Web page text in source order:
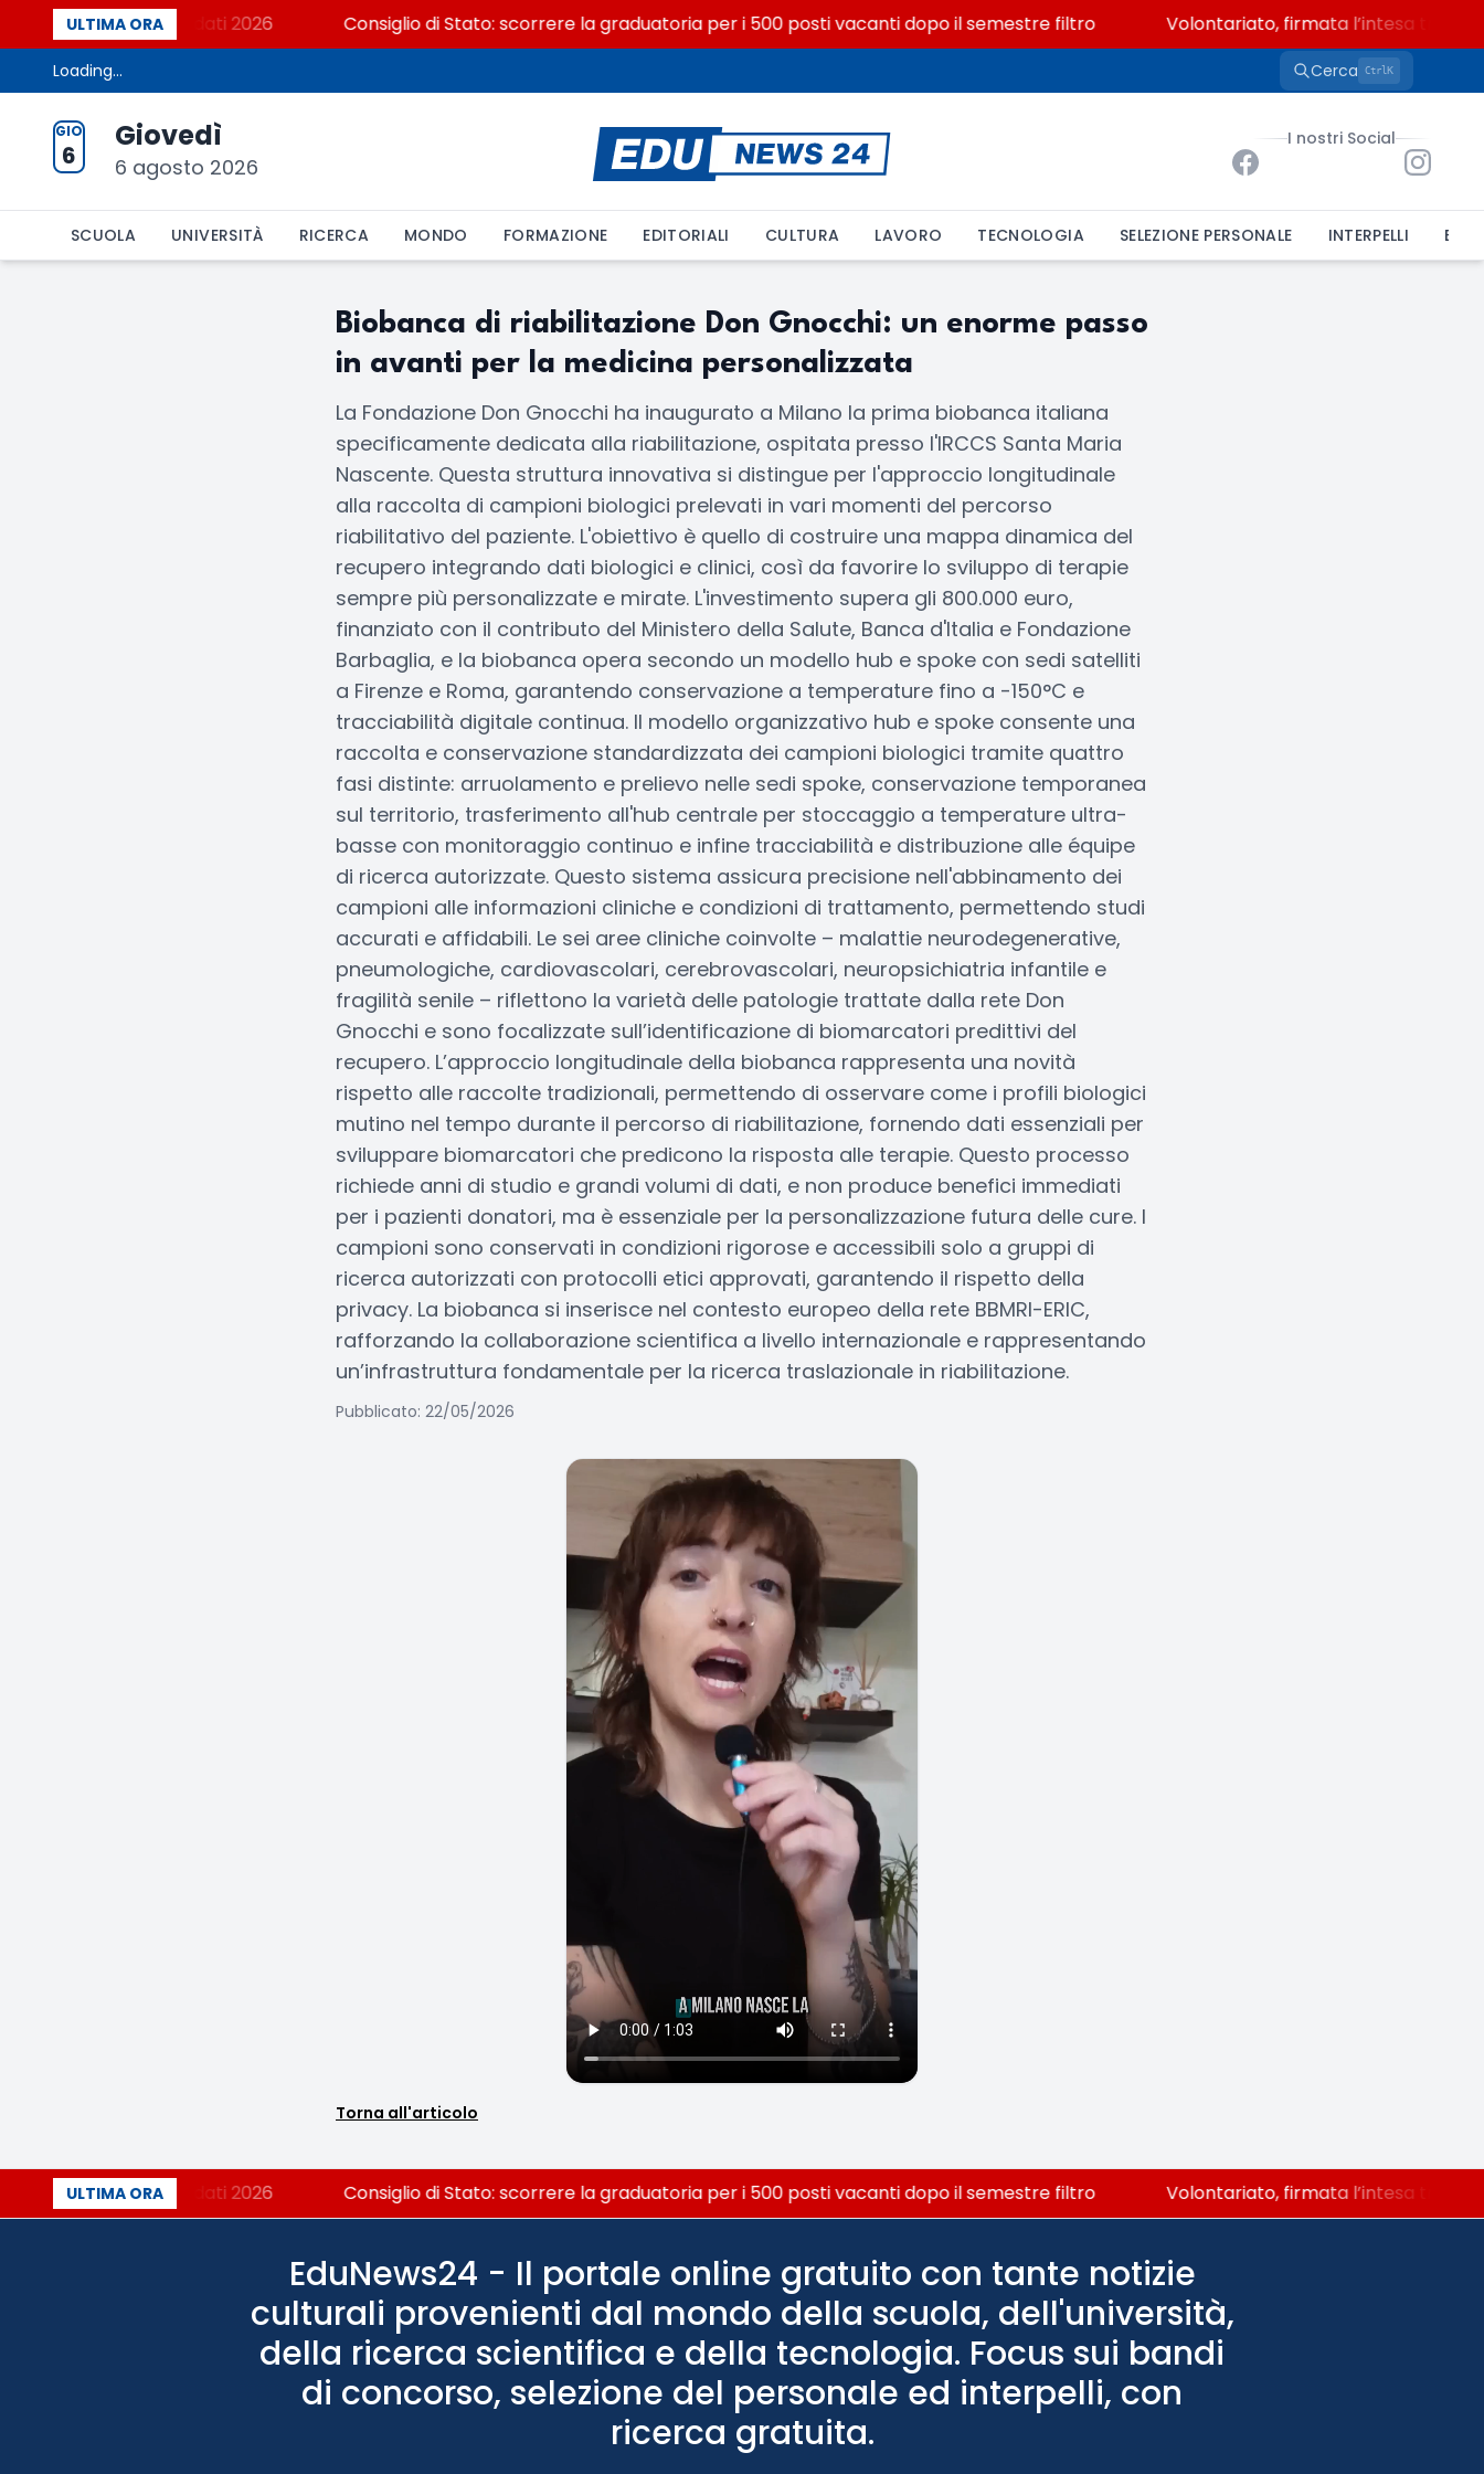
ULTIMA ORA
Cosa dicono i dati 2026 Consiglio di Stato: scorrere la graduatoria per i 500 posti vacanti dopo il semestre filtro Volontariato, firmata l’intesa
Loading... Cerca CtrlK
GIO
6
Giovedì
6 agosto 2026
I nostri Social
SCUOLA UNIVERSITÀ RICERCA MONDO FORMAZIONE EDITORIALI CULTURA LAVORO TECNOLOGIA SELEZIONE PERSONALE INTERPELLI
Biobanca di riabilitazione Don Gnocchi: un enorme passo
in avanti per la medicina personalizzata
La Fondazione Don Gnocchi ha inaugurato a Milano la prima biobanca italiana
specificamente dedicata alla riabilitazione, ospitata presso l'IRCCS Santa Maria
Nascente. Questa struttura innovativa si distingue per l'approccio longitudinale
alla raccolta di campioni biologici prelevati in vari momenti del percorso
riabilitativo del paziente. L'obiettivo è quello di costruire una mappa dinamica del
recupero integrando dati biologici e clinici, così da favorire lo sviluppo di terapie
sempre più personalizzate e mirate. L'investimento supera gli 800.000 euro,
finanziato con il contributo del Ministero della Salute, Banca d'Italia e Fondazione
Barbaglia, e la biobanca opera secondo un modello hub e spoke con sedi satelliti
a Firenze e Roma, garantendo conservazione a temperature fino a -150°C e
tracciabilità digitale continua. Il modello organizzativo hub e spoke consente una
raccolta e conservazione standardizzata dei campioni biologici tramite quattro
fasi distinte: arruolamento e prelievo nelle sedi spoke, conservazione temporanea
sul territorio, trasferimento all'hub centrale per stoccaggio a temperature ultra-
basse con monitoraggio continuo e infine tracciabilità e distribuzione alle équipe
di ricerca autorizzate. Questo sistema assicura precisione nell'abbinamento dei
campioni alle informazioni cliniche e condizioni di trattamento, permettendo studi
accurati e affidabili. Le sei aree cliniche coinvolte – malattie neurodegenerative,
pneumologiche, cardiovascolari, cerebrovascolari, neuropsichiatria infantile e
fragilità senile – riflettono la varietà delle patologie trattate dalla rete Don
Gnocchi e sono focalizzate sull’identificazione di biomarcatori predittivi del
recupero. L’approccio longitudinale della biobanca rappresenta una novità
rispetto alle raccolte tradizionali, permettendo di osservare come i profili biologici
mutino nel tempo durante il percorso di riabilitazione, fornendo dati essenziali per
sviluppare biomarcatori che predicono la risposta alle terapie. Questo processo
richiede anni di studio e grandi volumi di dati, e non produce benefici immediati
per i pazienti donatori, ma è essenziale per la personalizzazione futura delle cure. I
campioni sono conservati in condizioni rigorose e accessibili solo a gruppi di
ricerca autorizzati con protocolli etici approvati, garantendo il rispetto della
privacy. La biobanca si inserisce nel contesto europeo della rete BBMRI-ERIC,
rafforzando la collaborazione scientifica a livello internazionale e rappresentando
un’infrastruttura fondamentale per la ricerca traslazionale in riabilitazione.
Pubblicato: 22/05/2026
Torna all'articolo
ULTIMA ORA
Cosa dicono i dati 2026 Consiglio di Stato: scorrere la graduatoria per i 500 posti vacanti dopo il semestre filtro Volontariato, firmata l’intesa
EduNews24 - Il portale online gratuito con tante notizie
culturali provenienti dal mondo della scuola, dell'università,
della ricerca scientifica e della tecnologia. Focus sui bandi
di concorso, selezione del personale ed interpelli, con
ricerca gratuita.